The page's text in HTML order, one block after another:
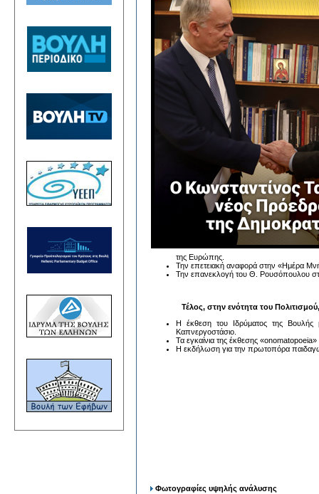
της Ευρώπης.
Την επετειακή αναφορά στην «Ημέρα
Την επανεκλογή του Θ. Ρουσόπουλου
Τέλος, στην ενότητα του
Η έκθεση του Ιδρύματος της
Καπνεργοστάσιο.
Τα εγκαίνια της έκθεσης
Η εκδήλωση για την πρωτοπόρα
Φωτογραφίες υψηλής ανάλυσης